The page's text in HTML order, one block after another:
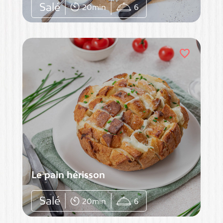
Salé 20min 6
favorite
Le pain hérisson
Salé 20min 6